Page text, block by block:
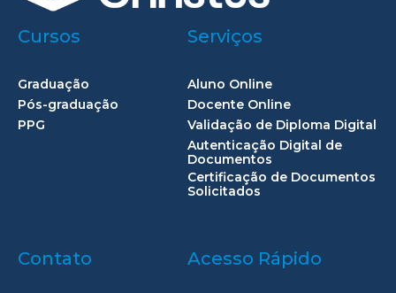
Cursos
Graduação
Pós-graduação
PPG
Serviços
Aluno Online
Docente Online
Validação de Diploma Digital
Autenticação Digital de
Documentos
Certificação de Documentos
Solicitados
Contato Acesso Rápido